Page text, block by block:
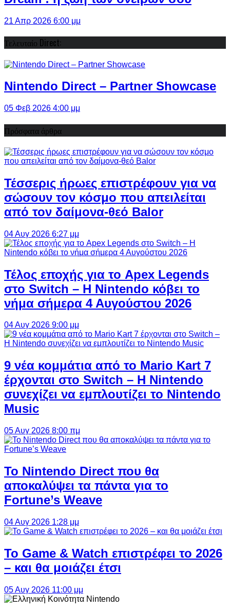
21 Απρ 2026 6:00 μμ
Τελευταίο Direct:
Nintendo Direct – Partner Showcase
05 Φεβ 2026 4:00 μμ
Πρόσφατα άρθρα
Τέσσερις ήρωες επιστρέφουν για να
σώσουν τον κόσμο που απειλείται
από τον δαίμονα-θεό Balor
04 Αυγ 2026 6:27 μμ
Τέλος εποχής για το Apex Legends
στο Switch – Η Nintendo κόβει το
νήμα σήμερα 4 Αυγούστου 2026
04 Αυγ 2026 9:00 μμ
9 νέα κομμάτια από το Mario Kart 7
έρχονται στο Switch – Η Nintendo
συνεχίζει να εμπλουτίζει το Nintendo
Music
05 Αυγ 2026 8:00 πμ
Το Nintendo Direct που θα
αποκαλύψει τα πάντα για το
Fortune’s Weave
04 Αυγ 2026 1:28 μμ
Το Game & Watch επιστρέφει το 2026
– και θα μοιάζει έτσι
05 Αυγ 2026 11:00 μμ